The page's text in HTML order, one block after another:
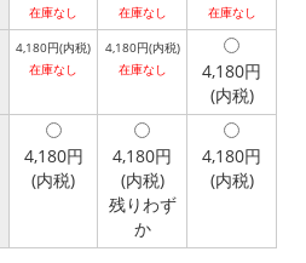
在庫なし
在庫なし
在庫なし
4,180円(内税)
在庫なし
4,180円(内税)
在庫なし
4,180円
(内税)
4,180円
(内税)
4,180円
(内税)
残りわず
か
4,180円
(内税)